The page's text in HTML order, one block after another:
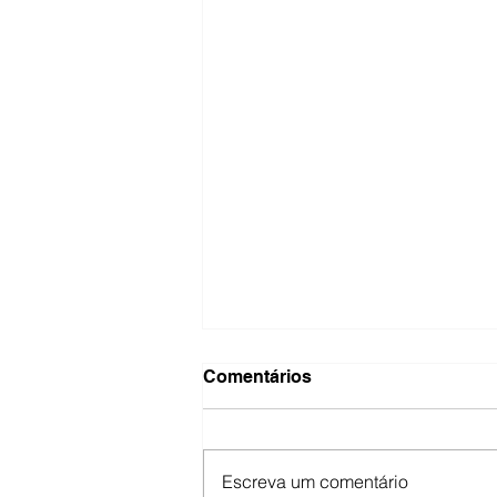
Cruzes e Credos
Comentários
Escreva um comentário